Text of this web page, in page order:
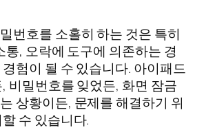
번호를 소홀히 하는 것은 특히
통, 오락에 도구에 의존하는 경
험이 될 수 있습니다. 아이패드
비밀번호를 잊었든, 화면 잠금
상황이든, 문제를 해결하기 위
수 있습니다.